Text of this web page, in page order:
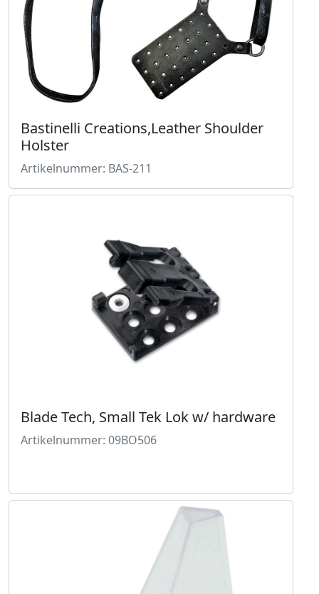
Bastinelli Creations,Leather Shoulder
Holster
Artikelnummer: BAS-211
Blade Tech, Small Tek Lok w/ hardware
Artikelnummer: 09BO506